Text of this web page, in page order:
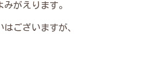
がえります。
ございますが、